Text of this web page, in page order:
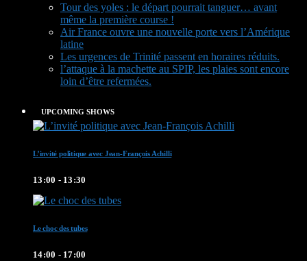
Tour des yoles : le départ pourrait tanguer… avant
même la première course !
Air France ouvre une nouvelle porte vers l’Amérique
latine
Les urgences de Trinité passent en horaires réduits.
l’attaque à la machette au SPIP, les plaies sont encore
loin d’être refermées.
UPCOMING SHOWS
L’invité politique avec Jean-François Achilli
13:00 - 13:30
Le choc des tubes
14:00 - 17:00